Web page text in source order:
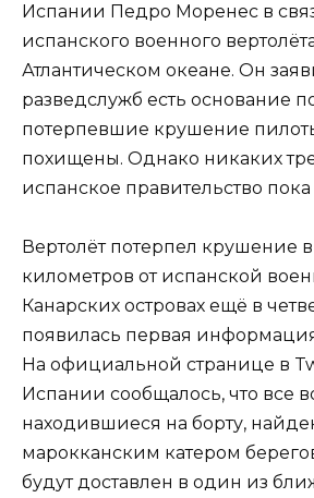
Испании Педро Моренес в
испанского военного
Атлантическом океане. Он
разведслужб есть основание
потерпевшие крушение
похищены. Однако никаких
испанское правительство
Вертолёт потерпел крушение
километров от испанской
Канарских островах ещё в
появилась первая
На официальной странице в
Испании сообщалось, что все
находившиеся на борту,
марокканским катером
будут доставлен в один из